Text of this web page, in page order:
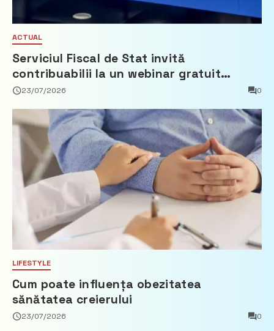
ACTUAL
Serviciul Fiscal de Stat invită
contribuabilii la un webinar gratuit
privind calculul impozitului pe bunurile
23/07/2026 0
LIFESTYLE
Cum poate influența obezitatea
sănătatea creierului
23/07/2026 0